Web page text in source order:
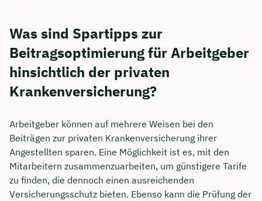
Was sind Spartipps zur
Beitragsoptimierung für Arbeitgeber
hinsichtlich der privaten
Krankenversicherung?
Arbeitgeber können auf mehrere Weisen bei den
Beiträgen zur privaten Krankenversicherung ihrer
Angestellten sparen. Eine Möglichkeit ist es, mit den
Mitarbeitern zusammenzuarbeiten, um günstigere Tarife
zu finden, die dennoch einen ausreichenden
Versicherungsschutz bieten. Ebenso kann die Prüfung der